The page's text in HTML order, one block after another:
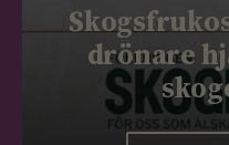
drönare